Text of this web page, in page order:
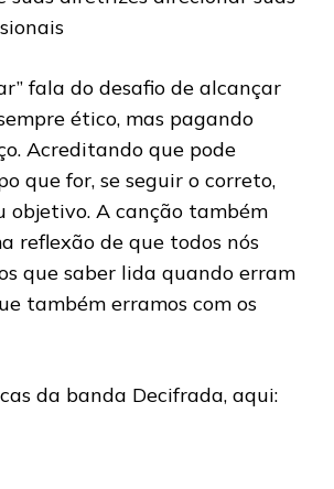
fala do desafio de alcançar
ético, mas pagando
Acreditando que pode
que for, se seguir o correto,
objetivo. A canção também
reflexão de que todos nós
que saber lida quando erram
também erramos com os
da banda Decifrada, aqui: